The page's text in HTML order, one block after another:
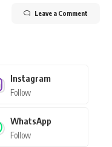
Leave a Comment
Instagram
Follow
WhatsApp
Follow